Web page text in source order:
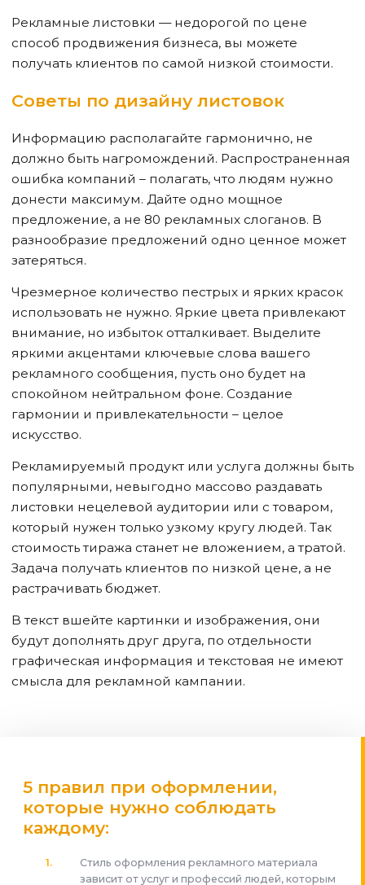
Рекламные листовки — недорогой по цене
способ продвижения бизнеса, вы можете
получать клиентов по самой низкой стоимости.
Советы по дизайну листовок
Информацию располагайте гармонично, не
должно быть нагромождений. Распространенная
ошибка компаний – полагать, что людям нужно
донести максимум. Дайте одно мощное
предложение, а не 80 рекламных слоганов. В
разнообразие предложений одно ценное может
затеряться.
Чрезмерное количество пестрых и ярких красок
использовать не нужно. Яркие цвета привлекают
внимание, но избыток отталкивает. Выделите
яркими акцентами ключевые слова вашего
рекламного сообщения, пусть оно будет на
спокойном нейтральном фоне. Создание
гармонии и привлекательности – целое
искусство.
Рекламируемый продукт или услуга должны быть
популярными, невыгодно массово раздавать
листовки нецелевой аудитории или с товаром,
который нужен только узкому кругу людей. Так
стоимость тиража станет не вложением, а тратой.
Задача получать клиентов по низкой цене, а не
растрачивать бюджет.
В текст вшейте картинки и изображения, они
будут дополнять друг друга, по отдельности
графическая информация и текстовая не имеют
смысла для рекламной кампании.
5 правил при оформлении,
которые нужно соблюдать
каждому:
Стиль оформления рекламного материала
зависит от услуг и профессий людей, которым